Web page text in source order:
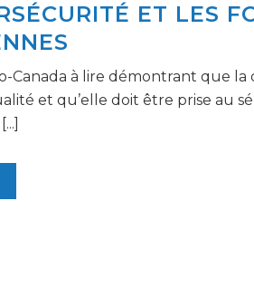
ET LES
Canada à lire démontrant que
et qu’elle doit être prise au